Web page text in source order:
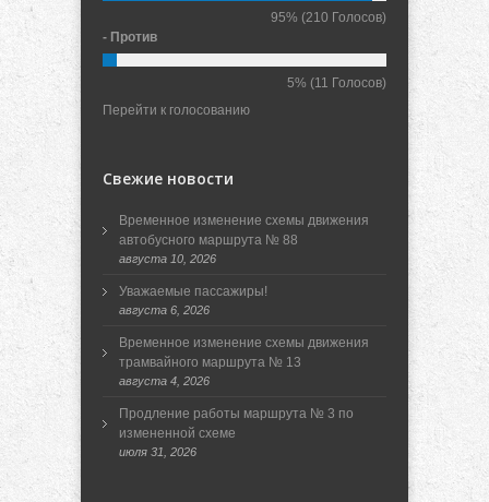
95% (210 Голосов)
- Против
5% (11 Голосов)
Перейти к голосованию
Свежие новости
Временное изменение схемы движения
автобусного маршрута № 88
августа 10, 2026
Уважаемые пассажиры!
августа 6, 2026
Временное изменение схемы движения
трамвайного маршрута № 13
августа 4, 2026
Продление работы маршрута № 3 по
измененной схеме
июля 31, 2026